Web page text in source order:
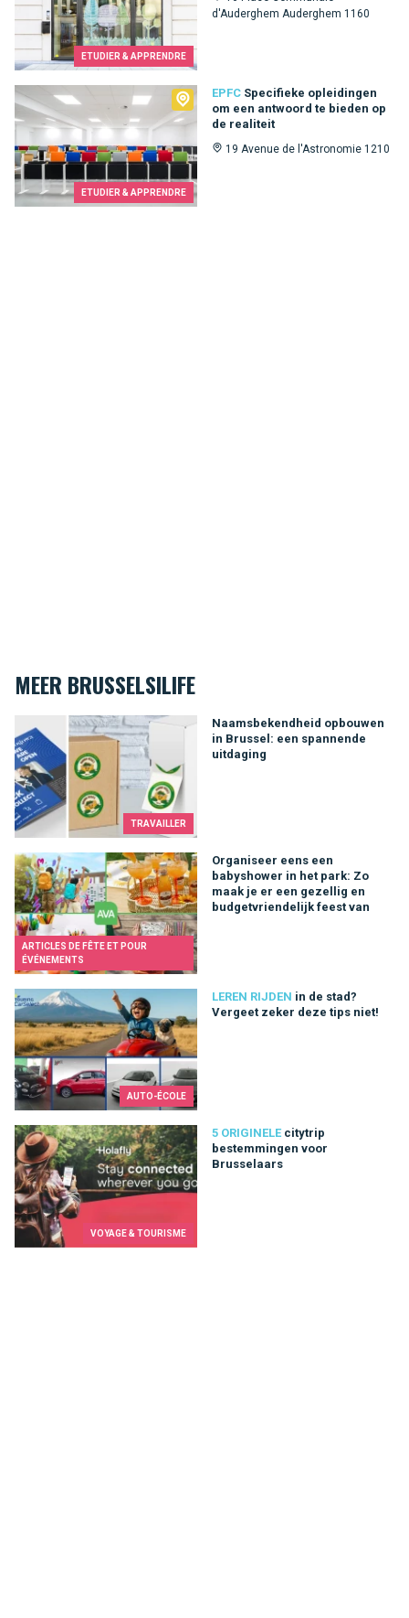
ETUDIER & APPRENDRE
d'Auderghem Auderghem 1160
ETUDIER & APPRENDRE
EPFC Specifieke opleidingen
om een ​​antwoord te bieden op
de realiteit
19 Avenue de l'Astronomie 1210
EPFC
MEER BRUSSELSILIFE
TRAVAILLER
Naamsbekendheid opbouwen
in Brussel: een spannende
uitdaging
Naamsbekendheid opbouwen in Brussel: een spannende
ARTICLES DE FÊTE ET POUR
ÉVÉNEMENTS
Organiseer eens een
babyshower in het park: Zo
maak je er een gezellig en
budgetvriendelijk feest van
Organiseer eens een babyshower in het park: Zo maak je er
AUTO-ÉCOLE
LEREN RIJDEN in de stad?
Vergeet zeker deze tips niet!
in de stad? Vergeet zeker deze tips niet!
VOYAGE & TOURISME
5 ORIGINELE citytrip
bestemmingen voor
Brusselaars
citytrip bestemmingen voor Brusselaars